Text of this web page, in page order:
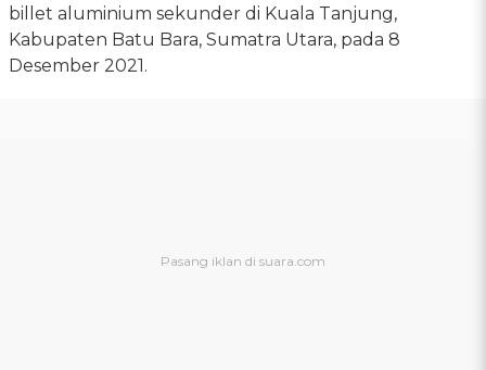
billet aluminium sekunder di Kuala Tanjung,
Kabupaten Batu Bara, Sumatra Utara, pada 8
Desember 2021.